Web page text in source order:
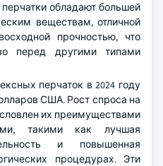
обладают большей
веществам, отличной
прочностью, что
перед другими типами
перчаток в 2024 году
США. Рост спроса на
их преимуществами
такими как лучшая
и повышенная
процедурах. Эти